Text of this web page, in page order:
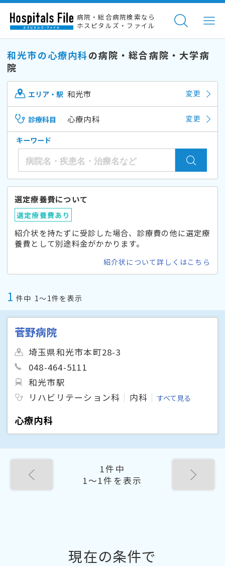
病院・総合病院検索なら
ホスピタルズ・ファイル
和光市の心療内科の病院・総合病院・大学病
院
エリア・駅 和光市 変更
診療科目 心療内科 変更
キーワード
選定療養費について
選定療養費あり
紹介状を持たずに受診した場合、診療費の他に選定療
養費として別途料金がかかります。
紹介状について詳しくはこちら
1 件中 1〜1件を表示
菅野病院
埼玉県和光市本町28-3
048-464-5111
和光市駅
リハビリテーション科
内科 すべて見る
心療内科
1件中
1〜1件を表示
現在の条件で